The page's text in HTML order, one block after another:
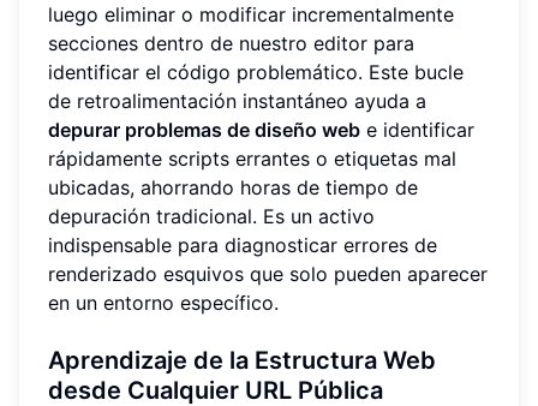
luego eliminar o modificar incrementalmente
secciones dentro de nuestro editor para
identificar el código problemático. Este bucle
de retroalimentación instantáneo ayuda a
depurar problemas de diseño web e identificar
rápidamente scripts errantes o etiquetas mal
ubicadas, ahorrando horas de tiempo de
depuración tradicional. Es un activo
indispensable para diagnosticar errores de
renderizado esquivos que solo pueden aparecer
en un entorno específico.
Aprendizaje de la Estructura Web
desde Cualquier URL Pública